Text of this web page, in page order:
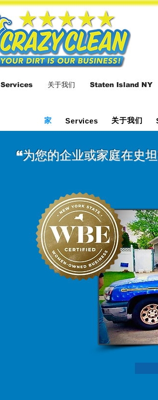
Services 关于我们 Staten Island NY
家 Services 关于我们
“为您的企业或家庭在史